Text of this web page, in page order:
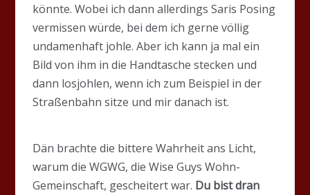
könnte. Wobei ich dann allerdings Saris Posing
vermissen würde, bei dem ich gerne völlig
undamenhaft johle. Aber ich kann ja mal ein
Bild von ihm in die Handtasche stecken und
dann losjohlen, wenn ich zum Beispiel in der
Straßenbahn sitze und mir danach ist.
Dän brachte die bittere Wahrheit ans Licht,
warum die WGWG, die Wise Guys Wohn-
Gemeinschaft, gescheitert war. Du bist dran